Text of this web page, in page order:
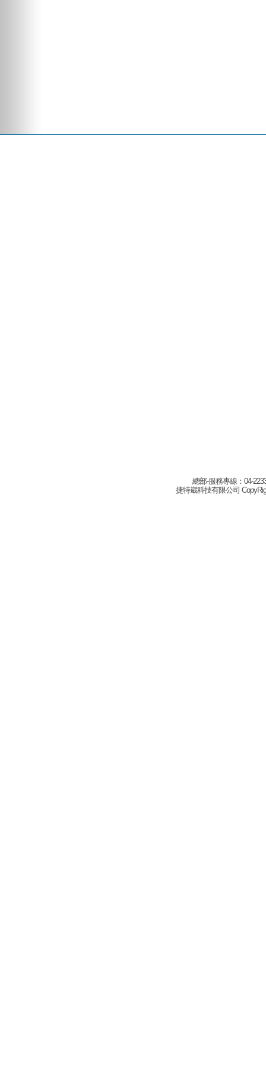
總部-服務專線：04-
捷特崴科技有限公司